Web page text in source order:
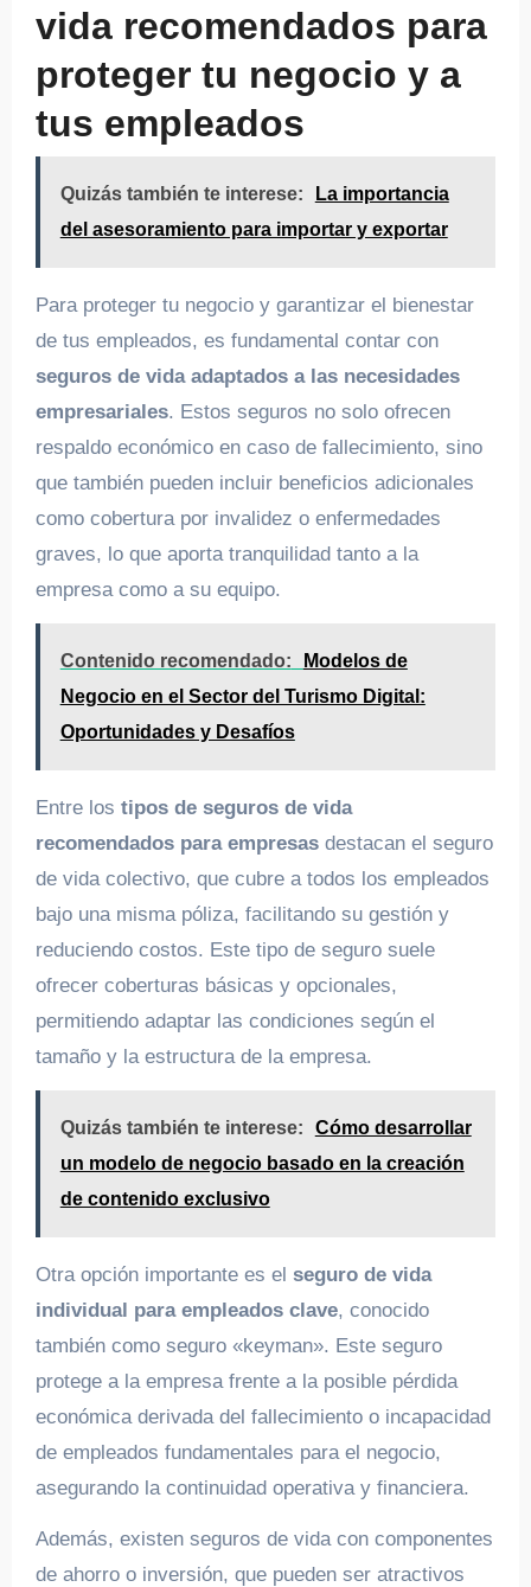
vida recomendados para
proteger tu negocio y a
tus empleados
Quizás también te interese:
La importancia
del asesoramiento para importar y exportar
Para proteger tu negocio y garantizar el bienestar
de tus empleados, es fundamental contar con
seguros de vida adaptados a las necesidades
empresariales. Estos seguros no solo ofrecen
respaldo económico en caso de fallecimiento, sino
que también pueden incluir beneficios adicionales
como cobertura por invalidez o enfermedades
graves, lo que aporta tranquilidad tanto a la
empresa como a su equipo.
Contenido recomendado:
Modelos de
Negocio en el Sector del Turismo Digital:
Oportunidades y Desafíos
Entre los tipos de seguros de vida
recomendados para empresasdestacan el seguro
de vida colectivo, que cubre a todos los empleados
bajo una misma póliza, facilitando su gestión y
reduciendo costos. Este tipo de seguro suele
ofrecer coberturas básicas y opcionales,
permitiendo adaptar las condiciones según el
tamaño y la estructura de la empresa.
Quizás también te interese:
Cómo desarrollar
un modelo de negocio basado en la creación
de contenido exclusivo
Otra opción importante es el seguro de vida
individual para empleados clave, conocido
también como seguro «keyman». Este seguro
protege a la empresa frente a la posible pérdida
económica derivada del fallecimiento o incapacidad
de empleados fundamentales para el negocio,
asegurando la continuidad operativa y financiera.
Además, existen seguros de vida con componentes
de ahorro o inversión, que pueden ser atractivos